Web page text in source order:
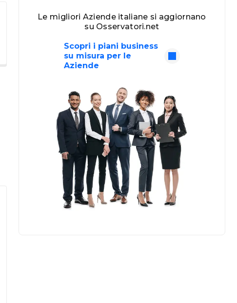
Le migliori Aziende italiane si aggiornano
su Osservatori.net
Scopri i piani business
su misura per le
Aziende